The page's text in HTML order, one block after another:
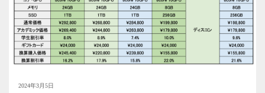
2024年3月5日